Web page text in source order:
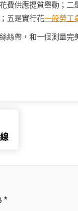
費供應提質舉動；二
五是實行花一般勞工
絲帶，和一個測量完
*